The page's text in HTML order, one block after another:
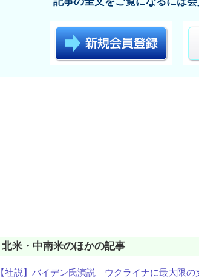
北米・中南米のほかの記事
【社説】バイデン氏演説 ウクライナに最大限の